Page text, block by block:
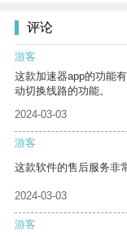
评论
游客
这款加速器app的功能
动切换线路的功能。
2024-03-03
游客
这款软件的售后服务非
2024-03-03
游客